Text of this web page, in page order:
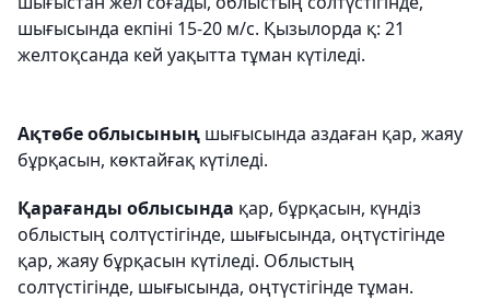
шығысында екпіні 15-20 м/с. Қызылорда қ: 21
желтоқсанда кей уақытта тұман күтіледі.
Ақтөбе облысының шығысында аздаған қар, жаяу
бұрқасын, көктайғақ күтіледі.
Қарағанды облысында қар, бұрқасын, күндіз
облыстың солтүстігінде, шығысында, оңтүстігінде
қар, жаяу бұрқасын күтіледі. Облыстың
солтүстігінде, шығысында, оңтүстігінде тұман.